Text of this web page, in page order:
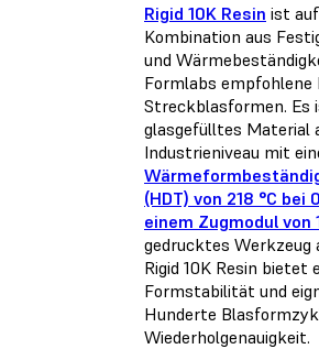
Rigid 10K Resin ist
Kombination aus
und
Formlabs empfohlene
Streckblasformen. Es
glasgefülltes Material
Industrieniveau mit
(HDT) von 218 °C bei
einem Zugmodul von
gedrucktes Werkzeug
Rigid 10K Resin bietet
Formstabilität und
Hunderte
Wiederholgenauigkeit.